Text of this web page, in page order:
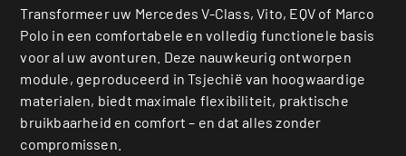
Transformeer uw Mercedes V-Class, Vito, EQV of Marco
Polo in een comfortabele en volledig functionele basis
voor al uw avonturen. Deze nauwkeurig ontworpen
module, geproduceerd in Tsjechië van hoogwaardige
materialen, biedt maximale flexibiliteit, praktische
bruikbaarheid en comfort – en dat alles zonder
compromissen.